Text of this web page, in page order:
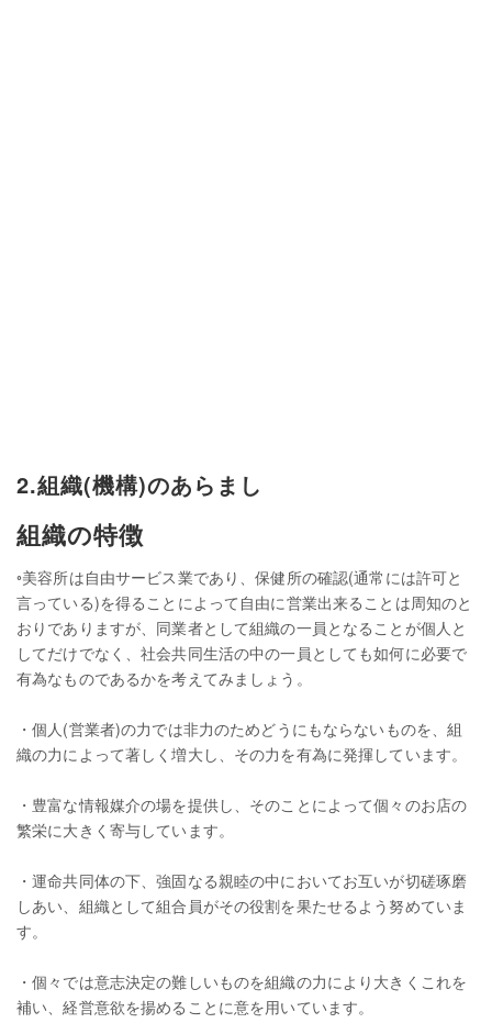
2.組織(機構)のあらまし
組織の特徴
◦美容所は自由サービス業であり、保健所の確認(通常には許可と
言っている)を得ることによって自由に営業出来ることは周知のと
おりでありますが、同業者として組織の一員となることが個人と
してだけでなく、社会共同生活の中の一員としても如何に必要で
有為なものであるかを考えてみましょう。
・個人(営業者)の力では非力のためどうにもならないものを、組
織の力によって著しく増大し、その力を有為に発揮しています。
・豊富な情報媒介の場を提供し、そのことによって個々のお店の
繁栄に大きく寄与しています。
・運命共同体の下、強固なる親睦の中においてお互いが切磋琢磨
しあい、組織として組合員がその役割を果たせるよう努めていま
す。
・個々では意志決定の難しいものを組織の力により大きくこれを
補い、経営意欲を揚めることに意を用いています。